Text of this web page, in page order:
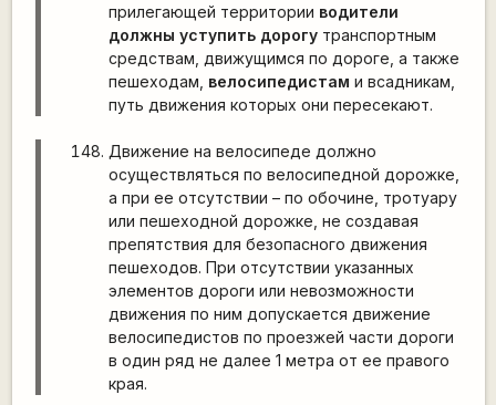
прилегающей территории водители
должны уступить дорогутранспортным
средствам, движущимся по дороге, а также
пешеходам, велосипедистам и всадникам,
путь движения которых они пересекают.
Движение на велосипеде должно
осуществляться по велосипедной дорожке,
а при ее отсутствии – по обочине, тротуару
или пешеходной дорожке, не создавая
препятствия для безопасного движения
пешеходов. При отсутствии указанных
элементов дороги или невозможности
движения по ним допускается движение
велосипедистов по проезжей части дороги
в один ряд не далее 1 метра от ее правого
края.